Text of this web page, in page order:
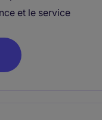
et le service